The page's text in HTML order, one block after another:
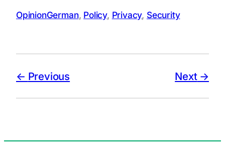
OpinionGerman, Policy, Privacy, Security
Previous Next